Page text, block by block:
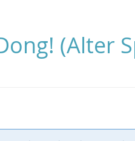
(Alter